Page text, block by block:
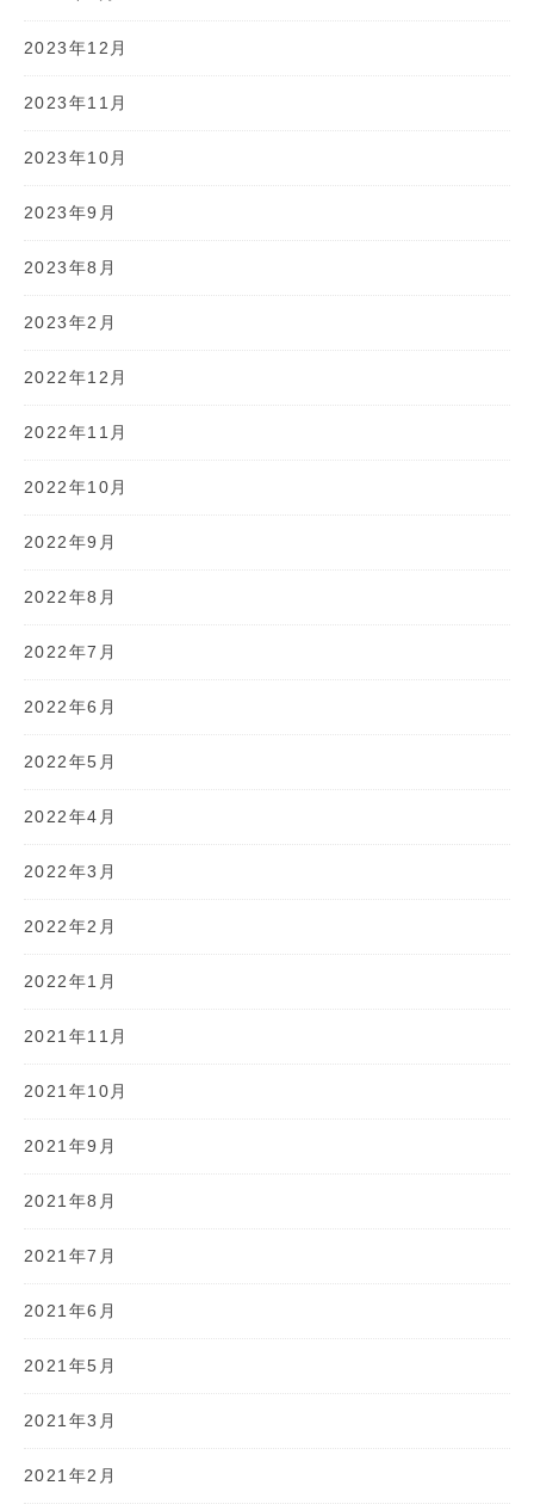
2023年12月
2023年11月
2023年10月
2023年9月
2023年8月
2023年2月
2022年12月
2022年11月
2022年10月
2022年9月
2022年8月
2022年7月
2022年6月
2022年5月
2022年4月
2022年3月
2022年2月
2022年1月
2021年11月
2021年10月
2021年9月
2021年8月
2021年7月
2021年6月
2021年5月
2021年3月
2021年2月